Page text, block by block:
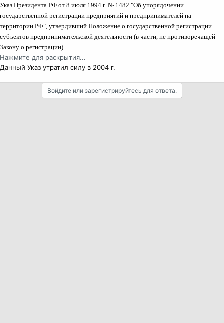
Указ Президента РФ от 8 июля 1994 г. № 1482 "Об упорядочении
государственной регистрации предприятий и предпринимателей на
территории РФ", утвердивший Положение о государственной регистрации
субъектов предпринимательской деятельности (в части, не противоречащей
Закону о регистрации).
Нажмите для раскрытия...
Данный Указ утратил силу в 2004 г.
Войдите или зарегистрируйтесь для ответа.